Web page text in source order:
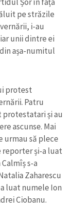
pe străzile
i-au
unii dintre ei
așa-numitul
protest
Patru
protestatari și au
ascunse. Mai
urmau să plece
reporter și-a luat
s-a
Zaharescu
luat numele Ion
Ciobanu.